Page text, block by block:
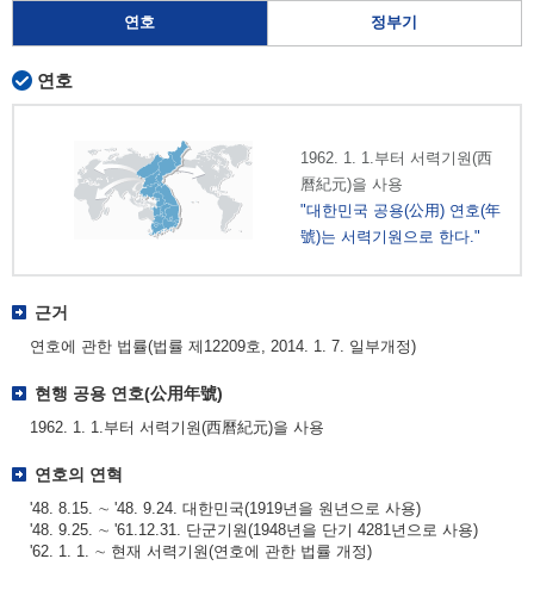
연호 정부기
연호
1962. 1. 1.부터 서력기원(西
曆紀元)을 사용
"대한민국 공용(公用) 연호(年
號)는 서력기원으로 한다."
근거
연호에 관한 법률(법률 제12209호, 2014. 1. 7. 일부개정)
현행 공용 연호(公用年號)
1962. 1. 1.부터 서력기원(西曆紀元)을 사용
연호의 연혁
'48. 8.15. ∼ '48. 9.24. 대한민국(1919년을 원년으로 사용)
'48. 9.25. ∼ '61.12.31. 단군기원(1948년을 단기 4281년으로 사용)
'62. 1. 1. ∼ 현재 서력기원(연호에 관한 법률 개정)